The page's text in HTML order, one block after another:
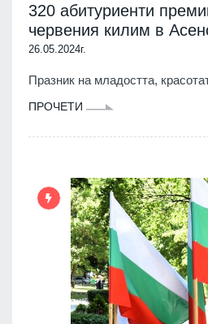
320 абитуриенти
червения килим в
26.05.2024г.
Празник на младостта,
ПРОЧЕТИ